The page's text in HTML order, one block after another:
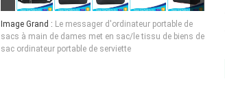
Image Grand : Le messager d'ordinateur portable de
sacs à main de dames met en sac/le tissu de biens de
sac ordinateur portable de serviette